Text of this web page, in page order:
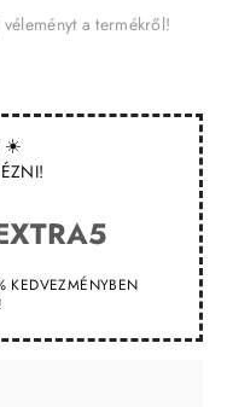
☀️
KEDVEZMÉNYBEN
a termékről!